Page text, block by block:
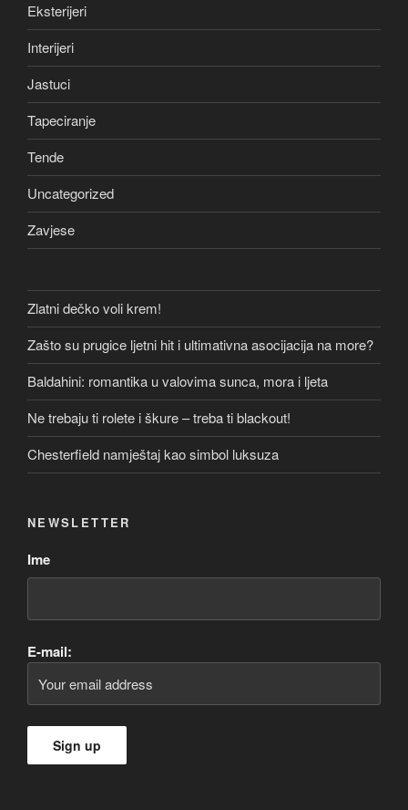
Eksterijeri
Interijeri
Jastuci
Tapeciranje
Tende
Uncategorized
Zavjese
Zlatni dečko voli krem!
Zašto su prugice ljetni hit i ultimativna asocijacija na more?
Baldahini: romantika u valovima sunca, mora i ljeta
Ne trebaju ti rolete i škure – treba ti blackout!
Chesterfield namještaj kao simbol luksuza
NEWSLETTER
Ime
E-mail: